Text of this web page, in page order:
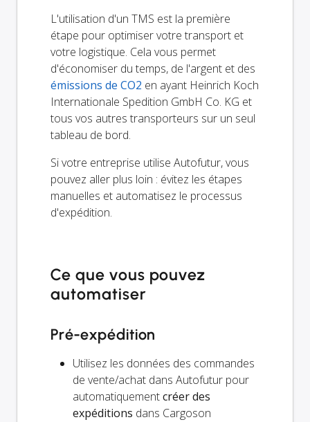
L'utilisation d'un TMS est la première
étape pour optimiser votre transport et
votre logistique. Cela vous permet
d'économiser du temps, de l'argent et des
émissions de CO2 en ayant Heinrich Koch
Internationale Spedition GmbH Co. KG et
tous vos autres transporteurs sur un seul
tableau de bord.
Si votre entreprise utilise Autofutur, vous
pouvez aller plus loin : évitez les étapes
manuelles et automatisez le processus
d'expédition.
Ce que vous pouvez
automatiser
Pré-expédition
Utilisez les données des commandes
de vente/achat dans Autofutur pour
automatiquementcréer des
expéditions dans Cargoson